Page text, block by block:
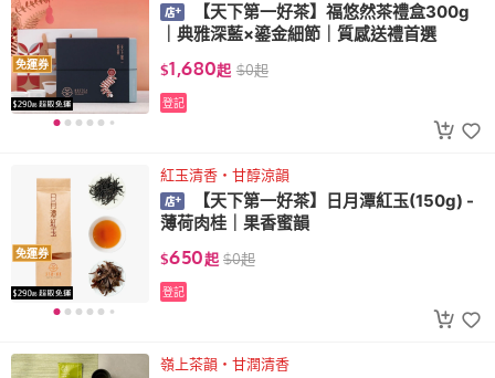
免運券
【天下第一好茶】福悠然茶禮盒300g
｜典雅深藍×鎏金細節｜質感送禮首選
$1,680起 $0起
登記
免運券
紅玉清香・甘醇涼韻
【天下第一好茶】日月潭紅玉(150g) -
薄荷肉桂｜果香蜜韻
$650起 $0起
登記
嶺上茶韻・甘潤清香